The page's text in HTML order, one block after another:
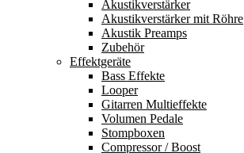
Akustikverstärker
Akustikverstärker mit Röhre
Akustik Preamps
Zubehör
Effektgeräte
Bass Effekte
Looper
Gitarren Multieffekte
Volumen Pedale
Stompboxen
Compressor / Boost